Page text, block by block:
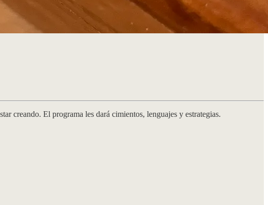
creando. El programa les dará cimientos, lenguajes y estrategias.